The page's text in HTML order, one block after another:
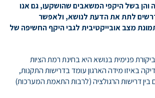
בשל היקפי המשאבים שהושקעו, גם אנו
לתת את הדעת לנושא, ולאפשר
מצב אובייקטיבית לגבי היקף החשיפה של
פנימית בנושא היא בחינת רמת הציות
באיזו מידה הארגון עומד בדרישות התקנות,
בין דרישות הרגולציה (לרבות התאמת המערכות)